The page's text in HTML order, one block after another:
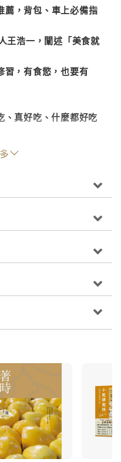
，背包、車上必備指
王浩一，闡述「美食就
習，有食慾，也要有
、真好吃、什麼都好吃
令人垂涎、流連的小
美食，更是吃歷史、吃
後，對於府城小吃的寬
灣版「孤獨美食家」，
美食品嚐、顏色印象、
食書寫新經典。
：
雙糕潤……
人飲食習俗之中，特別